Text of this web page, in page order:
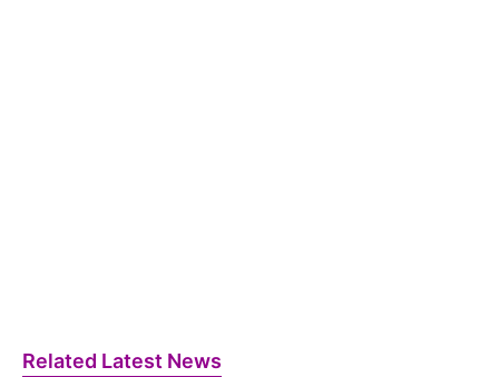
Related Latest News